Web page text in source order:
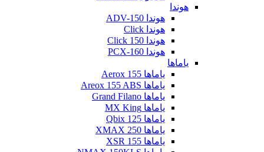
هوندا
هوندا ADV-150
هوندا Click
هوندا Click 150
هوندا PCX-160
یاماها
یاماها Aerox 155
یاماها Areox 155 ABS
یاماها Grand Filano
یاماها MX King
یاماها Qbix 125
یاماها XMAX 250
یاماها XSR 155